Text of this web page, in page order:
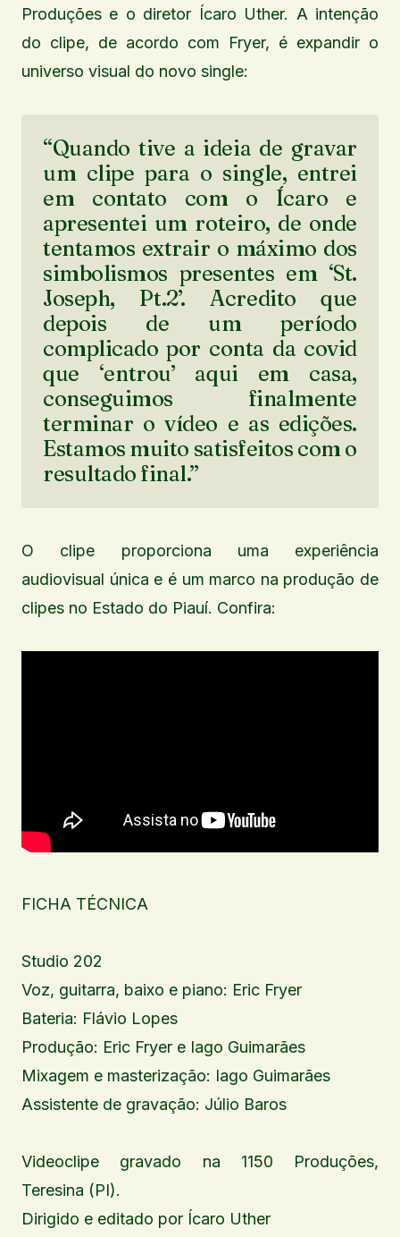
Produções e o diretor Ícaro Uther. A intenção
do clipe, de acordo com Fryer, é expandir o
universo visual do novo single:
“Quando tive a ideia de gravar
um clipe para o single, entrei
em contato com o Ícaro e
apresentei um roteiro, de onde
tentamos extrair o máximo dos
simbolismos presentes em ‘St.
Joseph, Pt.2’. Acredito que
depois de um período
complicado por conta da covid
que ‘entrou’ aqui em casa,
conseguimos finalmente
terminar o vídeo e as edições.
Estamos muito satisfeitos com o
resultado final.”
O clipe proporciona uma experiência
audiovisual única e é um marco na produção de
clipes no Estado do Piauí. Confira:
FICHA TÉCNICA
Studio 202
Voz, guitarra, baixo e piano: Eric Fryer
Bateria: Flávio Lopes
Produção: Eric Fryer e Iago Guimarães
Mixagem e masterização: Iago Guimarães
Assistente de gravação: Júlio Baros
Videoclipe gravado na 1150 Produções,
Teresina (PI).
Dirigido e editado por Ícaro Uther